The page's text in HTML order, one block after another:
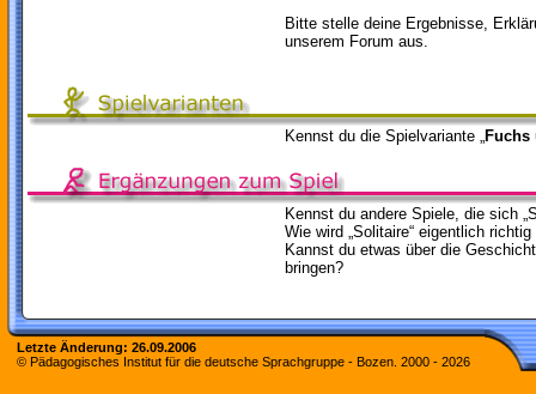
Bitte stelle deine Ergebnisse,
unserem Forum aus.
Kennst du die Spielvariante „Fuchs
Kennst du andere Spiele, die sich
Wie wird „Solitaire“ eigentlich
Kannst du etwas über die
bringen?
Letzte Änderung: 26.09.2006
© Pädagogisches Institut für die deutsche Sprachgruppe - Bozen. 2000 - 2026